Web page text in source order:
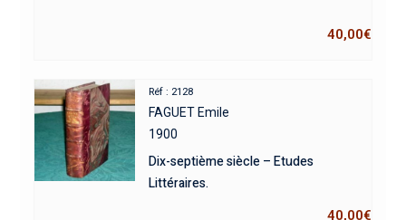
40,00€
Réf : 2128
FAGUET Emile
1900
Dix-septième siècle – Etudes
Littéraires.
40,00€